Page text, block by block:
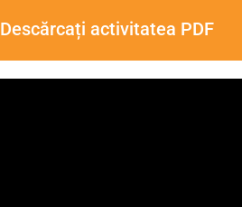
Descărcați activitatea PDF